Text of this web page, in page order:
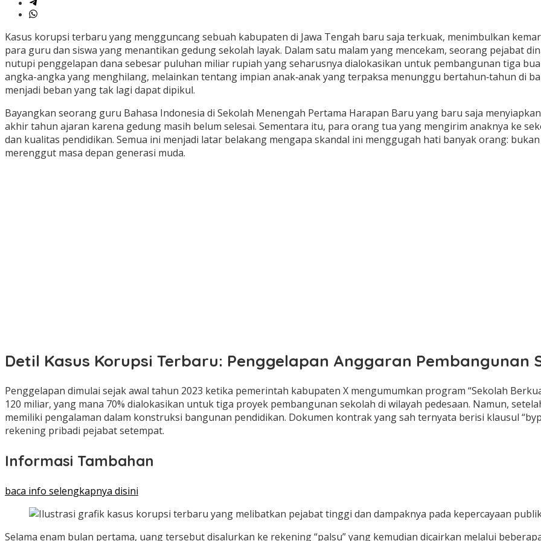
Kasus korupsi terbaru yang mengguncang sebuah kabupaten di Jawa Tengah baru saja terkuak, menimbulkan
para guru dan siswa yang menantikan gedung sekolah layak. Dalam satu malam yang mencekam, seorang pejabat
nutupi penggelapan dana sebesar puluhan miliar rupiah yang seharusnya dialokasikan untuk pembangunan tiga
angka-angka yang menghilang, melainkan tentang impian anak‑anak yang terpaksa menunggu bertahun‑tahun di
menjadi beban yang tak lagi dapat dipikul.
Bayangkan seorang guru Bahasa Indonesia di Sekolah Menengah Pertama Harapan Baru yang baru saja
akhir tahun ajaran karena gedung masih belum selesai. Sementara itu, para orang tua yang mengirim anaknya ke
dan kualitas pendidikan. Semua ini menjadi latar belakang mengapa skandal ini menggugah hati banyak orang:
merenggut masa depan generasi muda.
Detil Kasus Korupsi Terbaru: Penggelapan Anggaran Pembangunan
Penggelapan dimulai sejak awal tahun 2023 ketika pemerintah kabupaten X mengumumkan program “Sekolah
120 miliar, yang mana 70% dialokasikan untuk tiga proyek pembangunan sekolah di wilayah pedesaan. Namun,
memiliki pengalaman dalam konstruksi bangunan pendidikan. Dokumen kontrak yang sah ternyata berisi klausul
rekening pribadi pejabat setempat.
Informasi Tambahan
baca info selengkapnya disini
Selama enam bulan pertama, uang tersebut disalurkan ke rekening “palsu” yang kemudian dicairkan melalui